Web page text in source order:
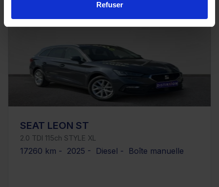
Refuser
SEAT LEON ST
2.0 TDI 115ch STYLE XL
17260 km - 2025 - Diesel - Boîte manuelle